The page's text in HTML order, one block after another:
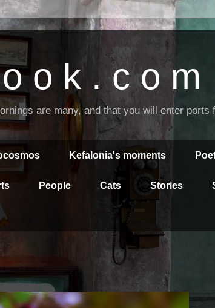
o k . c o m
are many, and that you will enter
Kefalonia's moments
People Cats Stories